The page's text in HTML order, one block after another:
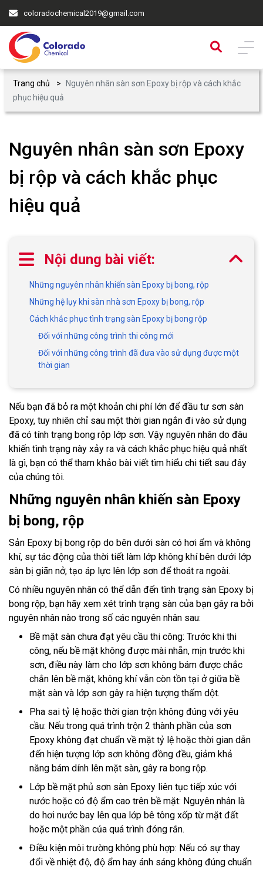
coloradochemical2019@gmail.com
Trang chủ
Nguyên nhân sàn sơn Epoxy bị rộp và cách khắc
phục hiệu quả
Nguyên nhân sàn sơn Epoxy
bị rộp và cách khắc phục
hiệu quả
Nội dung bài viết:
Những nguyên nhân khiến sàn Epoxy bị bong, rộp
Những hệ lụy khi sàn nhà sơn Epoxy bị bong, rộp
Cách khắc phục tình trạng sàn Epoxy bị bong rộp
Đối với những công trình thi công mới
Đối với những công trình đã đưa vào sử dụng được một
thời gian
Nếu bạn đã bỏ ra một khoản chi phí lớn để đầu tư sơn sàn
Epoxy, tuy nhiên chỉ sau một thời gian ngắn đi vào sử dụng
đã có tính trạng bong rộp lớp sơn. Vậy nguyên nhân do đâu
khiến tình trạng này xảy ra và cách khắc phục hiệu quả nhất
là gì, bạn có thể tham khảo bài viết tìm hiểu chi tiết sau đây
của chúng tôi.
Những nguyên nhân khiến sàn Epoxy
bị bong, rộp
Sản Epoxy bị bong rộp do bên dưới sàn có hơi ẩm và không
khí, sự tác động của thời tiết làm lớp không khí bên dưới lớp
sàn bị giãn nở, tạo áp lực lên lớp sơn để thoát ra ngoài.
Có nhiều nguyên nhân có thể dẫn đến tình trạng sàn Epoxy bị
bong rộp, bạn hãy xem xét trình trạng sàn của bạn gây ra bởi
nguyên nhân nào trong số các nguyên nhân sau:
Bề mặt sàn chưa đạt yêu cầu thi công: Trước khi thi
công, nếu bề mặt không được mài nhẵn, mịn trước khi
sơn, điều này làm cho lớp sơn không bám được chắc
chắn lên bề mặt, không khí vẫn còn tồn tại ở giữa bề
mặt sàn và lớp sơn gây ra hiện tượng thấm dột.
Pha sai tỷ lệ hoặc thời gian trộn không đúng với yêu
cầu: Nếu trong quá trình trộn 2 thành phần của sơn
Epoxy không đạt chuẩn về mặt tỷ lệ hoặc thời gian dẫn
đến hiện tượng lớp sơn không đồng đều, giảm khả
năng bám dính lên mặt sàn, gây ra bong rộp.
Lớp bề mặt phủ sơn sàn Epoxy liên tục tiếp xúc với
nước hoặc có độ ẩm cao trên bề mặt: Nguyên nhân là
do hơi nước bay lên qua lớp bê tông xốp từ mặt đất
hoặc một phần của quá trình đóng rắn.
Điều kiện môi trường không phù hợp: Nếu có sự thay
đổi về nhiệt độ, độ ẩm hay ánh sáng không đúng chuẩn